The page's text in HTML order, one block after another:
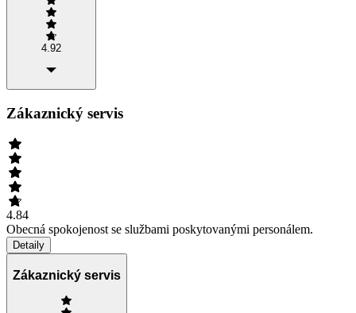
4.92
Zákaznický servis
4.84
Obecná spokojenost se službami poskytovanými personálem.
Detaily
Zákaznický servis